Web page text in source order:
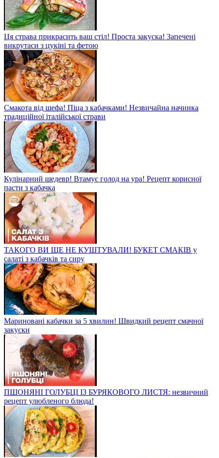
Ця страва прикрасить ваш стіл! Проста закуска! Запечені
викрутаси з цукіні та фетою
Смакота від шефа! Піца з кабачками! Незвичайна начинка
традиційної італійської страви
Кулінарний шедевр! Втамує голод на ура! Рецепт корисної
пасти з кабачка
ТАКОГО ВИ ЩЕ НЕ КУШТУВАЛИ! БУКЕТ СМАКІВ у
салаті з кабачків та сиру
Мариновані кабачки за 5 хвилин! Швидкий рецепт смачної
закуски
ПШОНЯНІ ГОЛУБЦІ ІЗ БУРЯКОВОГО ЛИСТЯ: незвичний
рецепт улюбленого блюда!